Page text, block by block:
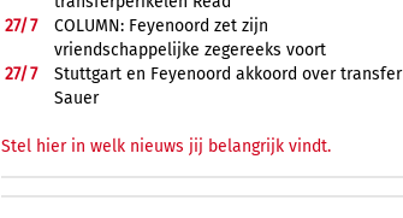
27/7
COLUMN: Feyenoord zet zijn
vriendschappelijke zegereeks voort
27/7
Stuttgart en Feyenoord akkoord over transfer
Sauer
Stel hier in welk nieuws jij belangrijk vindt.